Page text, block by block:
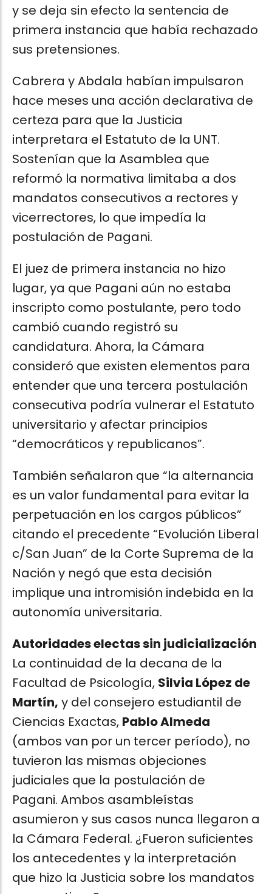
y se deja sin efecto la sentencia de
primera instancia que había rechazado
sus pretensiones.
Cabrera y Abdala habían impulsaron
hace meses una acción declarativa de
certeza para que la Justicia
interpretara el Estatuto de la UNT.
Sostenían que la Asamblea que
reformó la normativa limitaba a dos
mandatos consecutivos a rectores y
vicerrectores, lo que impedía la
postulación de Pagani.
El juez de primera instancia no hizo
lugar, ya que Pagani aún no estaba
inscripto como postulante, pero todo
cambió cuando registró su
candidatura. Ahora, la Cámara
consideró que existen elementos para
entender que una tercera postulación
consecutiva podría vulnerar el Estatuto
universitario y afectar principios
“democráticos y republicanos”.
También señalaron que “la alternancia
es un valor fundamental para evitar la
perpetuación en los cargos públicos”
citando el precedente “Evolución Liberal
c/San Juan” de la Corte Suprema de la
Nación y negó que esta decisión
implique una intromisión indebida en la
autonomía universitaria.
Autoridades electas sin judicialización
La continuidad de la decana de la
Facultad de Psicología, Silvia López de
Martín, y del consejero estudiantil de
Ciencias Exactas, Pablo Almeda
(ambos van por un tercer período), no
tuvieron las mismas objeciones
judiciales que la postulación de
Pagani. Ambos asambleístas
asumieron y sus casos nunca llegaron a
la Cámara Federal. ¿Fueron suficientes
los antecedentes y la interpretación
que hizo la Justicia sobre los mandatos